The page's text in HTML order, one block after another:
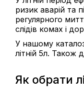
ризик аварій та
регулярного
слідів комах і
У нашому
літній 5л. Також
Як обрати